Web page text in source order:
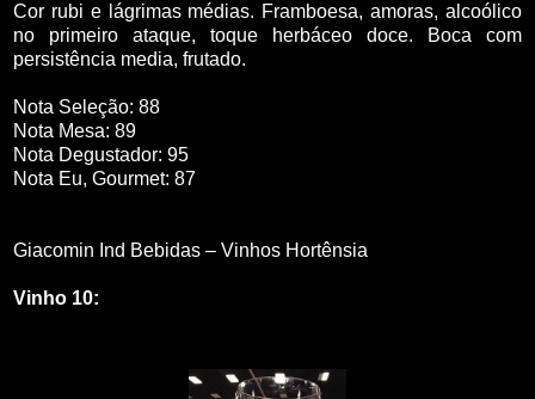
Cor rubi e lágrimas médias. Framboesa, amoras, alcoólico
no primeiro ataque, toque herbáceo doce. Boca com
persistência media, frutado.
Nota Seleção: 88
Nota Mesa: 89
Nota Degustador: 95
Nota Eu, Gourmet: 87
Giacomin Ind Bebidas – Vinhos Hortênsia
Vinho 10: